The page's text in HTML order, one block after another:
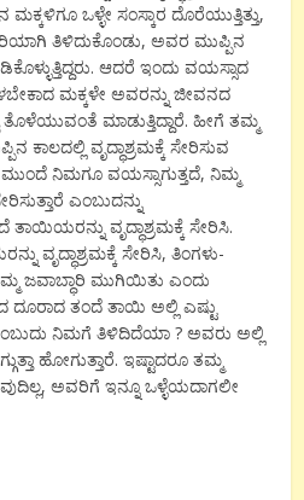
ಒಳ್ಳೇ ಸಂಸ್ಕಾರ ದೊರೆಯುತ್ತಿತ್ತು,
ತಿಳಿದುಕೊಂಡು, ಅವರ ಮುಪ್ಪಿನ
ಆದರೆ ಇಂದು ವಯಸ್ಸಾದ
ಮಕ್ಕಳೇ ಅವರನ್ನು ಜೀವನದ
ಮಾಡುತ್ತಿದ್ದಾರೆ. ಹೀಗೆ ತಮ್ಮ
ವೃದ್ಧಾಶ್ರಮಕ್ಕೆ ಸೇರಿಸುವ
ನಿಮಗೂ ವಯಸ್ಸಾಗುತ್ತದೆ, ನಿಮ್ಮ
ಎಂಬುದನ್ನು
ವೃದ್ಧಾಶ್ರಮಕ್ಕೆ ಸೇರಿಸಿ.
ವೃದ್ಧಾಶ್ರಮಕ್ಕೆ ಸೇರಿಸಿ, ತಿಂಗಳು-
ಜವಾಬ್ಧಾರಿ ಮುಗಿಯಿತು ಎಂದು
ದೂರಾದ ತಂದೆ ತಾಯಿ ಅಲ್ಲಿ ಎಷ್ಟು
ನಿಮಗೆ ತಿಳಿದಿದೆಯಾ ? ಅವರು ಅಲ್ಲಿ
ಹೋಗುತ್ತಾರೆ. ಇಷ್ಟಾದರೂ ತಮ್ಮ
ಅವರಿಗೆ ಇನ್ನೂ ಒಳ್ಳೆಯದಾಗಲೀ